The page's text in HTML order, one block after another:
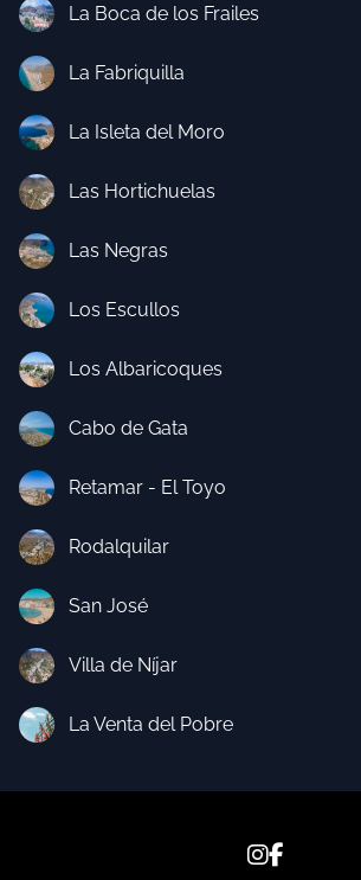
La Boca de los Frailes
La Fabriquilla
La Isleta del Moro
Las Hortichuelas
Las Negras
Los Escullos
Los Albaricoques
Cabo de Gata
Retamar - El Toyo
Rodalquilar
San José
Villa de Níjar
La Venta del Pobre